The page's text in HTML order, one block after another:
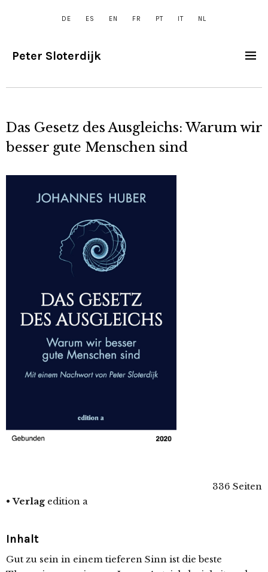
DE ES EN FR PT IT NL
Peter Sloterdijk
Das Gesetz des Ausgleichs: Warum wir
besser gute Menschen sind
336 Seiten
• Verlag edition a
Inhalt
Gut zu sein in einem tieferen Sinn ist die beste